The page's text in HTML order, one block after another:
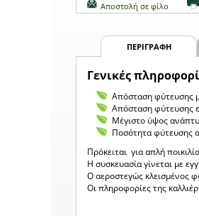
Αποστολή σε φίλο
ΠΕΡΙΓΡΑΦΗ
Γενικές
Απόσταση φύτευσης
Απόσταση φύτευσης
Μέγιστο ύψος
Ποσότητα φύτευσης
Πρόκειται για απλή
Η συσκευασία γίνεται με
Ο αεροστεγώς κλεισμένος
Οι πληροφορίες της